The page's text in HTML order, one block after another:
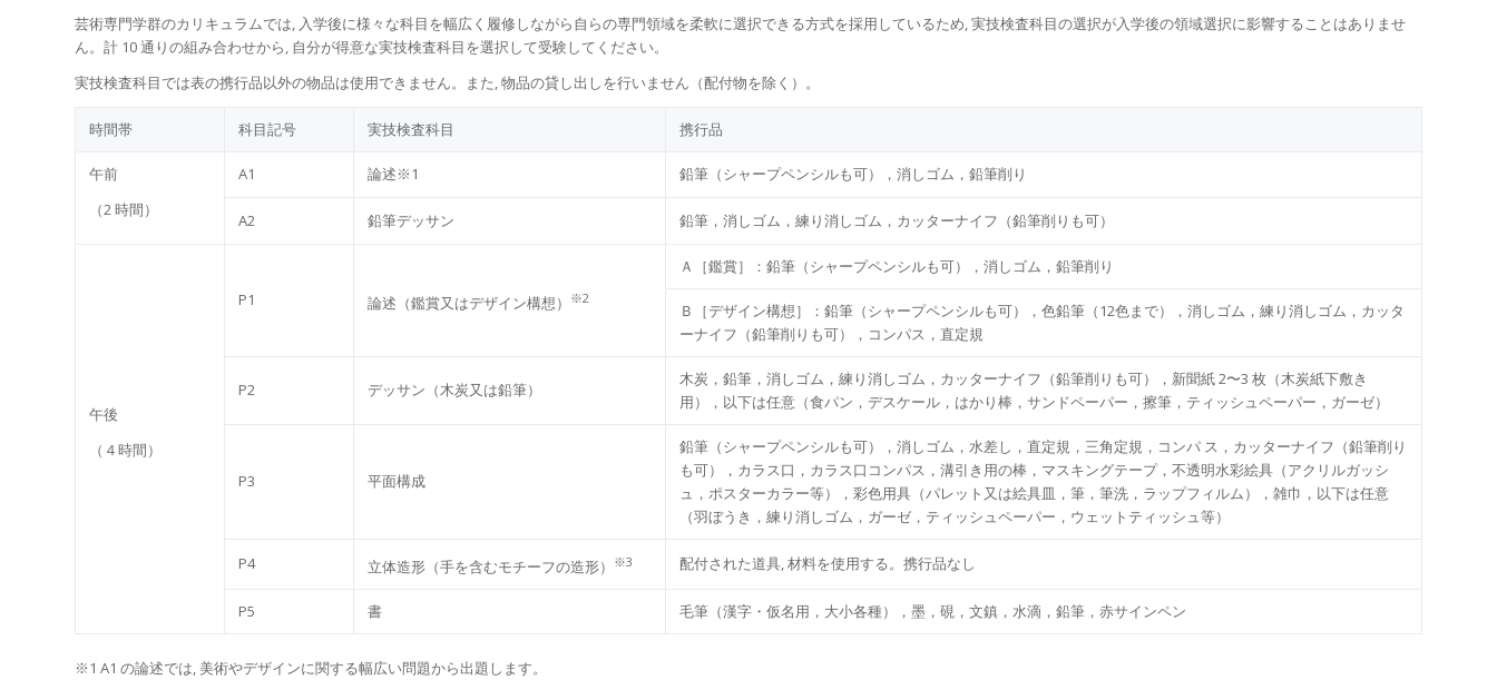
芸術専⾨学群のカリキュラムでは, ⼊学後に様々な科⽬を幅広く履修しながら⾃らの専⾨領域を柔軟に選択できる⽅式を採⽤しているため, 実技検査科⽬の選択が⼊学後の領域選択に影響することはありませ
ん。計 10 通りの組み合わせから, ⾃分が得意な実技検査科⽬を選択して受験してください。
実技検査科⽬では表の携⾏品以外の物品は使⽤できません。また, 物品の貸し出しを⾏いません（配付物を除く）。
時間帯 科⽬記号 実技検査科⽬ 携⾏品
午前
（2 時間）
A1 論述※1 鉛筆（シャープペンシルも可），消しゴム，鉛筆削り
A2 鉛筆デッサン 鉛筆，消しゴム，練り消しゴム，カッターナイフ（鉛筆削りも可）
午後
（４時間）
P1 論述（鑑賞⼜はデザイン構想） ※2
Ａ［鑑賞］：鉛筆（シャープペンシルも可），消しゴム，鉛筆削り
Ｂ［デザイン構想］：鉛筆（シャープペンシルも可），⾊鉛筆（12⾊まで），消しゴム，練り消しゴム，カッタ
ーナイフ（鉛筆削りも可），コンパス，直定規
P2 デッサン（⽊炭⼜は鉛筆）
⽊炭，鉛筆，消しゴム，練り消しゴム，カッターナイフ（鉛筆削りも可），新聞紙 2〜3 枚（⽊炭紙下敷き
⽤），以下は任意（⾷パン，デスケール，はかり棒，サンドペーパー，擦筆，ティッシュペーパー，ガーゼ）
P3 平⾯構成
鉛筆（シャープペンシルも可），消しゴム，⽔差し，直定規，三⾓定規，コンパ ス，カッターナイフ（鉛筆削り
も可），カラス⼝，カラス⼝コンパス，溝引き⽤の棒，マスキングテープ，不透明⽔彩絵具（アクリルガッシ
ュ，ポスターカラー等），彩⾊⽤具（パレット⼜は絵具⽫，筆，筆洗，ラップフィルム），雑⼱，以下は任意
（羽ぼうき，練り消しゴム，ガーゼ，ティッシュペーパー，ウェットティッシュ等）
P4 ⽴体造形（手を含むモチーフの造形） ※3 配付された道具, 材料を使用する。携⾏品なし
P5 書 ⽑筆（漢字・仮名⽤，⼤⼩各種），墨，硯，⽂鎮，⽔滴，鉛筆，⾚サインペン
※1 A1 の論述では, 美術やデザインに関する幅広い問題から出題します。